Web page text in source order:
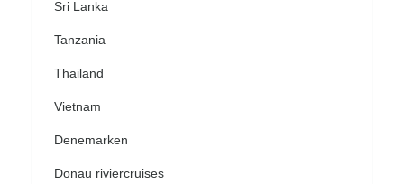
Sri Lanka
Tanzania
Thailand
Vietnam
Denemarken
Donau riviercruises